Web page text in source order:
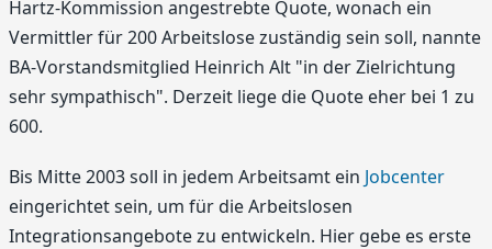
Hartz-Kommission angestrebte Quote, wonach ein
Vermittler für 200 Arbeitslose zuständig sein soll, nannte
BA-Vorstandsmitglied Heinrich Alt "in der Zielrichtung
sehr sympathisch". Derzeit liege die Quote eher bei 1 zu
600.
Bis Mitte 2003 soll in jedem Arbeitsamt ein Jobcenter
eingerichtet sein, um für die Arbeitslosen
Integrationsangebote zu entwickeln. Hier gebe es erste